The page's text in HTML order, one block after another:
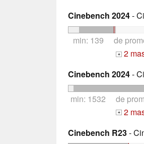
Cinebench 2024-
min: 139 de
+ 2
Cinebench 2024-
min: 1532 de
+ 2
Cinebench R23-